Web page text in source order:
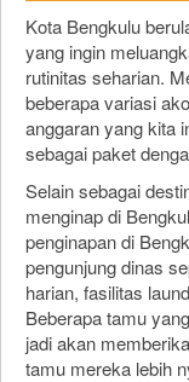
Kota Bengkulu
yang ingin
rutinitas seharian.
beberapa variasi
anggaran yang kita
sebagai paket
Selain sebagai
menginap di
penginapan di
pengunjung dinas
harian, fasilitas
Beberapa tamu
jadi akan
tamu mereka lebih